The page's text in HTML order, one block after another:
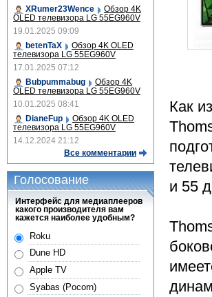
Как
и 55
XRumer23Wence
Обзор 4K
OLED телевизора LG 55EG960V
19.01.2025 09:09
betenTaX
Обзор 4K OLED
телевизора LG 55EG960V
17.01.2025 07:12
Bubpummabug
Обзор 4K
OLED телевизора LG 55EG960V
10.01.2025 08:41
DianeFup
Обзор 4K OLED
телевизора LG 55EG960V
14.12.2024 21:12
Все комментарии
Голосование
Интерфейс для медиаплееров
какого производителя вам
кажется наиболее удобным?
Roku
Dune HD
Apple TV
Syabas (Pocorn)